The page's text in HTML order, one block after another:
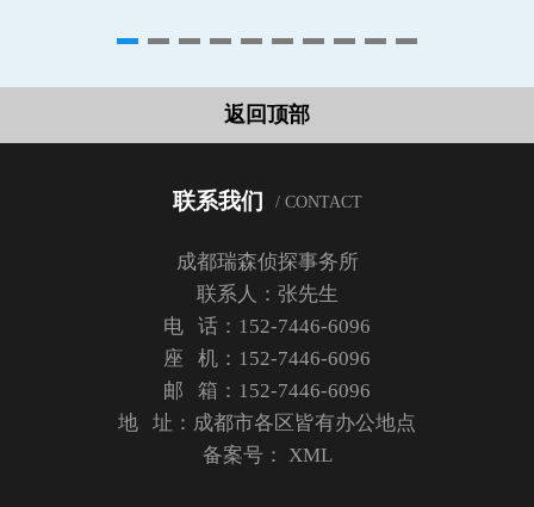
返回顶部
联系我们 / CONTACT
成都瑞森侦探事务所
联系人：张先生
电 话：152-7446-6096
座 机：152-7446-6096
邮 箱：152-7446-6096
地 址：成都市各区皆有办公地点
备案号： XML